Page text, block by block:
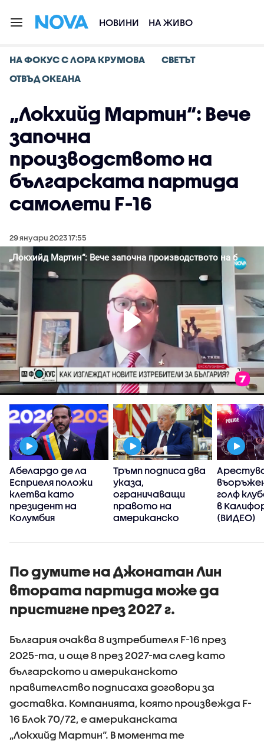
НОВИНИ НА ЖИВО
НА ФОКУС С ЛОРА КРУМОВА
СВЕТЪТ
ОТВЪД ОКЕАНА
„Локхийд Мартин“: Вече
започна
производството на
българската партида
самолети F-16
29 януари 2023 17:55
Абелардо де ла
Есприеля положи
клетва като
президент на
Колумбия
Тръмп подписа два
указа,
ограничаващи
правото на
американско
рождение
голф
в
(ВИДЕО)
По думите на Джонатан Лин
втората партида може да
пристигне през 2027 г.
България очаква 8 изтребителя F-16 през
2025-та, и още 8 през 2027-ма след като
българското и американското
правителство подписаха договори за
доставка. Компанията, която произвежда F-
16 Блок 70/72, е американската
„Локхийд Мартин“. В момента те